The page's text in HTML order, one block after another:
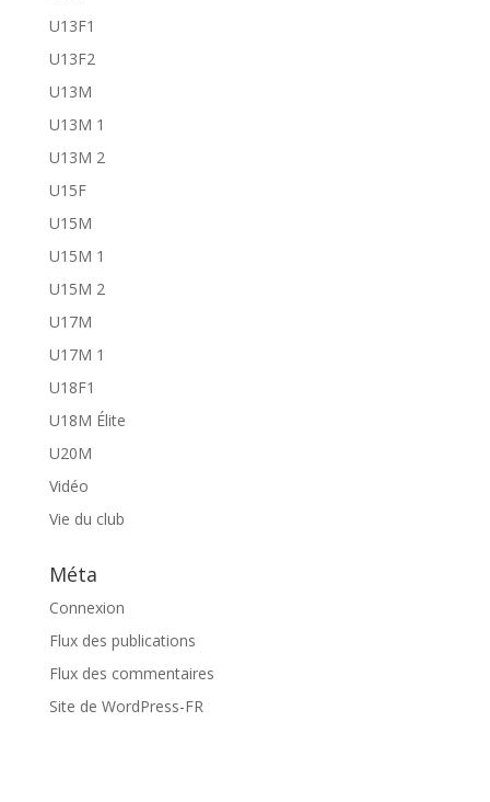
U13F1
U13F2
U13M
U13M 1
U13M 2
U15F
U15M
U15M 1
U15M 2
U17M
U17M 1
U18F1
U18M Élite
U20M
Vidéo
Vie du club
Méta
Connexion
Flux des publications
Flux des commentaires
Site de WordPress-FR